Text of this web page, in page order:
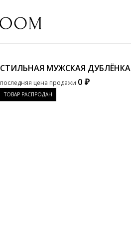
СТИЛЬНАЯ МУЖСКАЯ ДУБЛЁНКА
последняя цена продажи 0 ₽
ТОВАР РАСПРОДАН